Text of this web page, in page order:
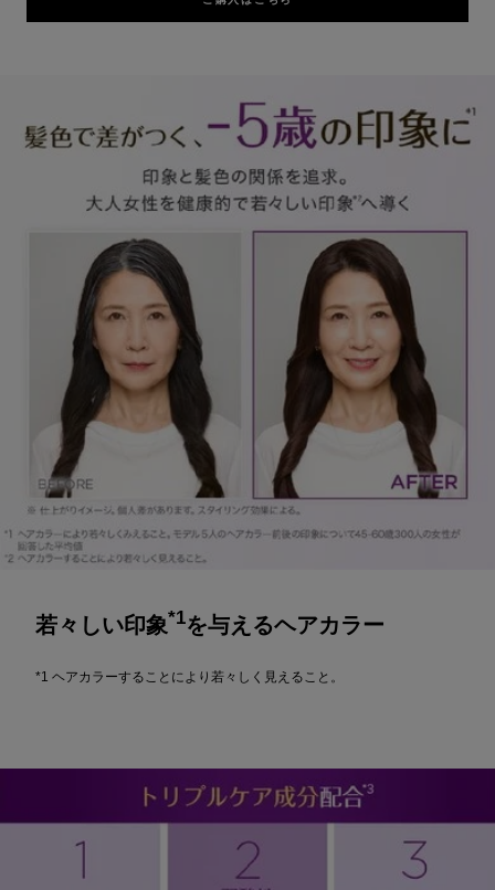
若々しい印象*1を与えるヘアカラー
*1 ヘアカラーすることにより若々しく見えること。